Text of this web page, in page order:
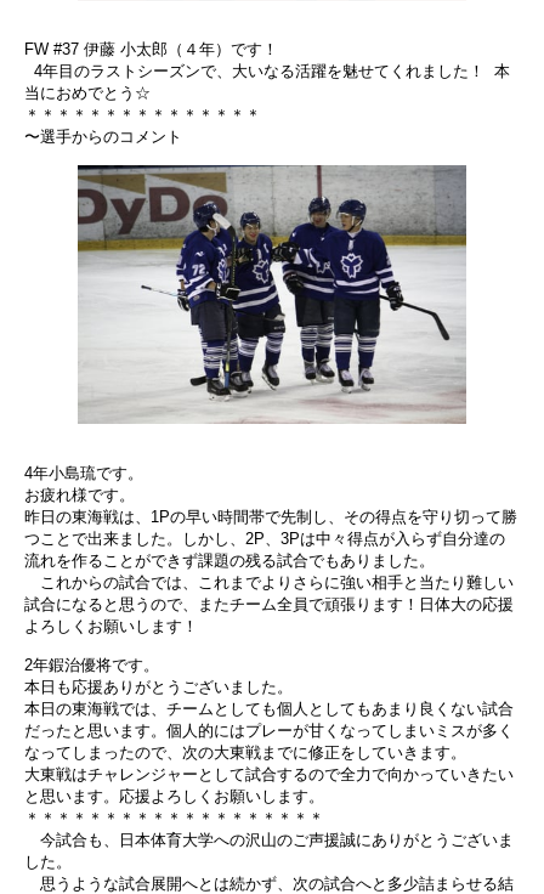
FW #37 伊藤 小太郎（４年）です！
4年目のラストシーズンで、大いなる活躍を魅せてくれました！ 本
当におめでとう☆
＊＊＊＊＊＊＊＊＊＊＊＊＊＊＊
〜選手からのコメント
4年小島琉です。
お疲れ様です。
昨日の東海戦は、1Pの早い時間帯で先制し、その得点を守り切って勝
つことで出来ました。しかし、2P、3Pは中々得点が入らず自分達の
流れを作ることができず課題の残る試合でもありました。
これからの試合では、これまでよりさらに強い相手と当たり難しい
試合になると思うので、またチーム全員で頑張ります！日体大の応援
よろしくお願いします！
2年鍜治優将です。
本日も応援ありがとうございました。
本日の東海戦では、チームとしても個人としてもあまり良くない試合
だったと思います。個人的にはプレーが甘くなってしまいミスが多く
なってしまったので、次の大東戦までに修正をしていきます。
大東戦はチャレンジャーとして試合するので全力で向かっていきたい
と思います。応援よろしくお願いします。
＊＊＊＊＊＊＊＊＊＊＊＊＊＊＊＊＊＊＊
今試合も、日本体育大学への沢山のご声援誠にありがとうございま
した。
思うような試合展開へとは続かず、次の試合へと多少詰まらせる結